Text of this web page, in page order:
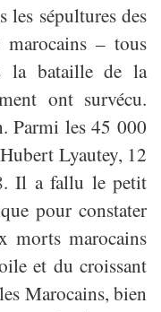
sépultures des
– tous
la bataille de la
ont survécu.
Parmi les 45 000
Lyautey, 12
Il a fallu le petit
pour constater
morts marocains
et du croissant
Marocains, bien